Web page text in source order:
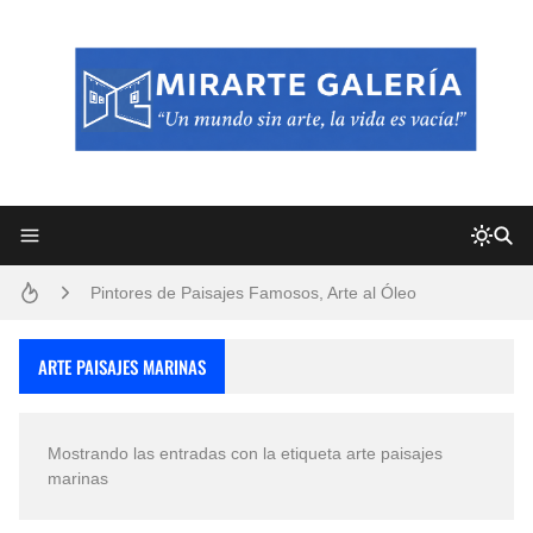
Pintores de Paisajes Famosos, Arte al Óleo
ARTE PAISAJES MARINAS
Mostrando las entradas con la etiqueta arte paisajes
marinas